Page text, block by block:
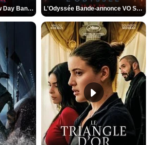
Spider-Man: Brand New Day Bande-annonce VO STFR L'Odyssée Bande-annonce VO STFR